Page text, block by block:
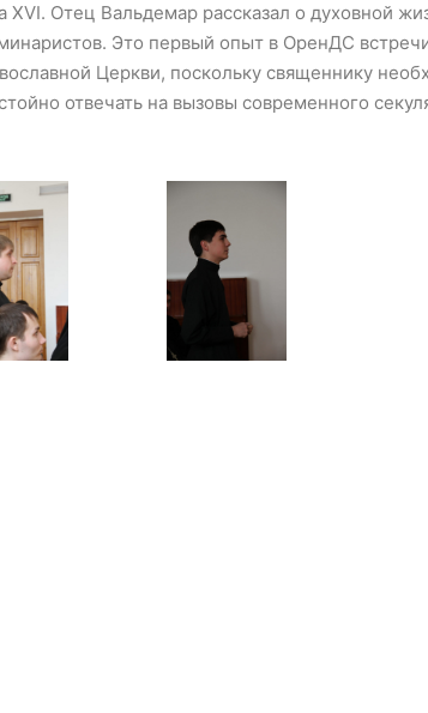
Отец Вальдемар рассказал о духовной
Это первый опыт в ОренДС
Церкви, поскольку священнику
отвечать на вызовы современного